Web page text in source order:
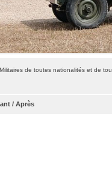
de toutes nationalités et de
/ Après